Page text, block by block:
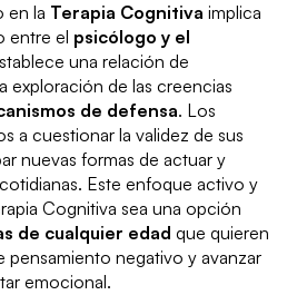
en la Terapia Cognitiva implica
entre el psicólogo y el
una relación de
exploración de las creencias
de defensa. Los
a cuestionar la validez de sus
nuevas formas de actuar y
Este enfoque activo y
Cognitiva sea una opción
de cualquier edad que quieren
pensamiento negativo y avanzar
emocional.